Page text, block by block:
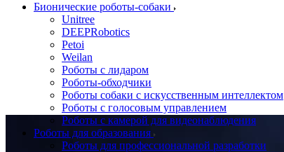
Бионические роботы-собаки
Unitree
DEEPRobotics
Petoi
Weilan
Роботы с лидаром
Роботы-обходчики
Роботы собаки с искусственным интеллектом
Роботы с голосовым управлением
Роботы с камерой для видеонаблюдения
Роботы для образования
Роботы для профессиональной разработки